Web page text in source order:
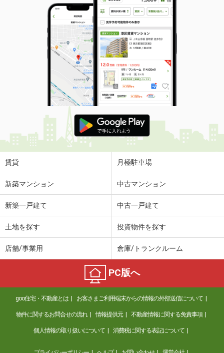
間取り
2DK
鹿児島県薩摩川内市宮崎町
価 格
5.95万円
住 所
鹿児島県薩摩川内市宮崎町
専有面積 59.5m²
間取り
2LDK
鹿児島県鹿児島市東谷山２丁目
価 格
5.30万円
住 所
鹿児島県鹿児島市東谷山２丁目
専有面積
ワンルーム
鹿児島県鹿児島市東谷山１丁目
3.90万円
鹿児島県姶良市松原町１
3.70万円
住 所
鹿児島県姶良市松原町１
専有面積 23.18m²
間取り
1K
鹿児島県鹿児島市下荒田１丁目
賃貸 月極駐車場
新築マンション 中古マンション
新築一戸建て 中古一戸建て
土地を探す 投資物件を探す
店舗/事業用 倉庫/トランクルーム
PC版へ
goo住宅・不動産とは お客さまご利用端末からの情報の外部送信について
物件に関するお問合せの流れ 情報提供元 不動産情報に関する免責事項
個人情報の取り扱いについて 消費税に関する表記について